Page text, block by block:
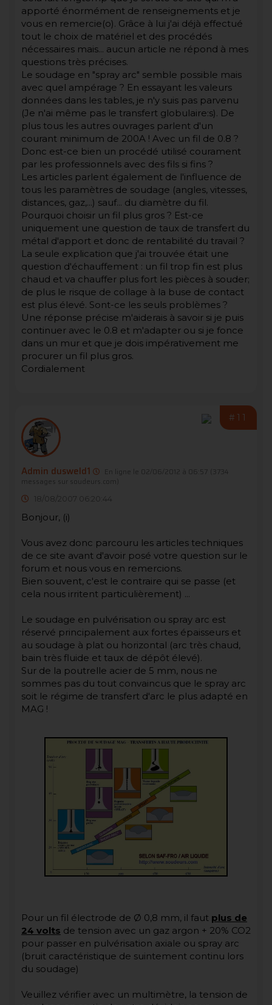
apporté énormément de renseignements et je
vous en remercie(o). Grâce à lui j'ai déjà effectué
tout le choix de matériel et des procédés
nécessaires mais... aucun article ne répond à mes
questions très précises.
Le soudage en "spray arc" semble possible mais
avec quel ampérage ? En essayant les valeurs
données dans les tables, je n'y suis pas parvenu
(Je n'ai même pas le transfert globulaire:s). De
plus tous les autres ouvrages parlent d'un
courant minimum de 200A ! Avec un fil de 0.8 ?
Donc est-ce bien un procédé utilisé courament
par les professionnels avec des fils si fins ?
Les articles parlent également de l'influence de
tous les paramètres de soudage (angles, vitesses,
distances, gaz,...) sauf... du diamètre du fil.
Pourquoi choisir un fil plus gros ? Est-ce
uniquement une question de taux de transfert du
métal d'apport et donc de rentabilité du travail ?
La seule explication que j'ai trouvée était une
question d'échauffement : un fil trop fin est plus
chaud et va chauffer plus fort les pièces à souder;
de plus le risque de collage à la buse de contact
est plus élevé. Sont-ce les seuls problèmes ?
Une réponse précise m'aiderais à savoir si je puis
continuer avec le 0.8 et m'adapter ou si je fonce
dans un mur et que je dois impérativement me
procurer un fil plus gros.
Cordialement
#11
Admin dusweld1 En ligne le 02/06/2012 à 06:57
(3734
messages sur soudeurs.com)
18/08/2007 06:20:44
Bonjour, (i)
Vous avez donc parcouru les articles techniques
de ce site avant d'avoir posé votre question sur le
forum et nous vous en remercions.
Bien souvent, c'est le contraire qui se passe (et
cela nous irritent particulièrement) ...
Le soudage en pulvérisation ou spray arc est
réservé principalement aux fortes épaisseurs et
au soudage à plat ou horizontal (arc très chaud,
bain très fluide et taux de dépôt élevé).
Sur de la poutrelle acier de 5 mm, nous ne
sommes pas du tout convaincus que le spray arc
soit le régime de transfert d'arc le plus adapté en
MAG !
Pour un fil électrode de Ø 0,8 mm, il faut plus de
24 volts de tension avec un gaz argon + 20% CO2
pour passer en pulvérisation axiale ou spray arc
(bruit caractéristique de suintement continu lors
du soudage)
Veuillez vérifier avec un multimètre, la tension de